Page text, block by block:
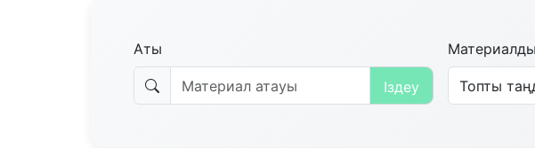
Аты
Iздеу